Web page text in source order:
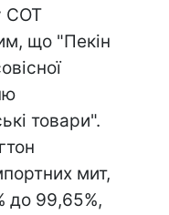
СОТ
що "Пекін
товари".
мит,
до 99,65%,